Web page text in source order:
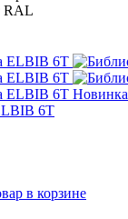
RAL
Новинка
6T
в корзине